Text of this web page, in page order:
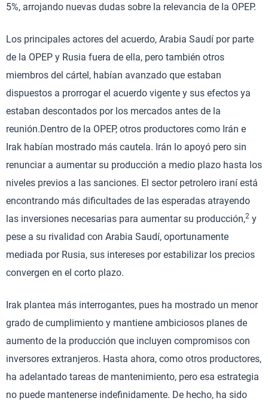
5%, arrojando nuevas dudas sobre la relevancia de la OPEP.
Los principales actores del acuerdo, Arabia Saudí por parte
de la OPEP y Rusia fuera de ella, pero también otros
miembros del cártel, habían avanzado que estaban
dispuestos a prorrogar el acuerdo vigente y sus efectos ya
estaban descontados por los mercados antes de la
reunión.Dentro de la OPEP, otros productores como Irán e
Irak habían mostrado más cautela. Irán lo apoyó pero sin
renunciar a aumentar su producción a medio plazo hasta los
niveles previos a las sanciones. El sector petrolero iraní está
encontrando más dificultades de las esperadas atrayendo
las inversiones necesarias para aumentar su producción,2 y
pese a su rivalidad con Arabia Saudí, oportunamente
mediada por Rusia, sus intereses por estabilizar los precios
convergen en el corto plazo.
Irak plantea más interrogantes, pues ha mostrado un menor
grado de cumplimiento y mantiene ambiciosos planes de
aumento de la producción que incluyen compromisos con
inversores extranjeros. Hasta ahora, como otros productores,
ha adelantado tareas de mantenimiento, pero esa estrategia
no puede mantenerse indefinidamente. De hecho, ha sido